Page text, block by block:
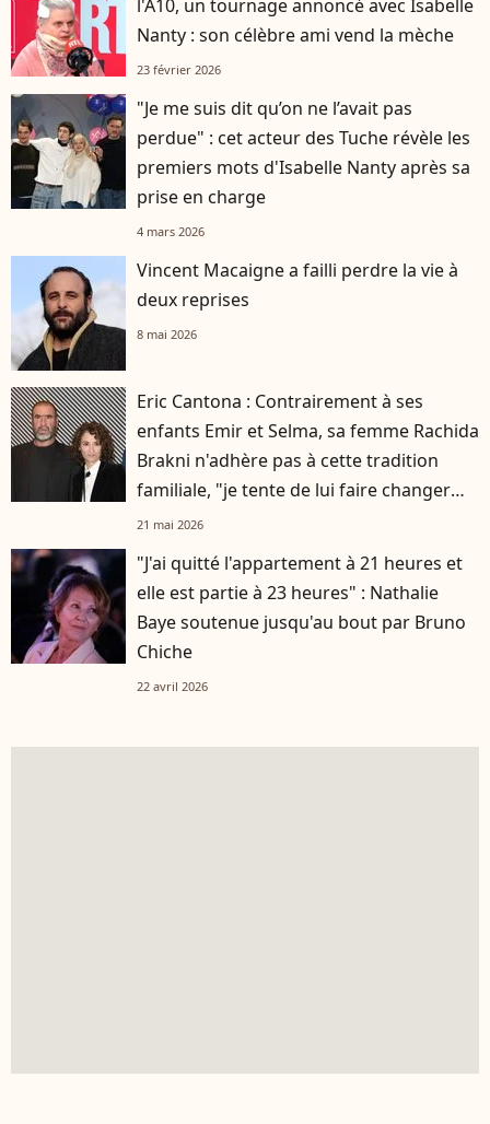
l'A10, un tournage annoncé avec Isabelle
Nanty : son célèbre ami vend la mèche
23 février 2026
"Je me suis dit qu’on ne l’avait pas
perdue" : cet acteur des Tuche révèle les
premiers mots d'Isabelle Nanty après sa
prise en charge
4 mars 2026
Vincent Macaigne a failli perdre la vie à
deux reprises
8 mai 2026
Eric Cantona : Contrairement à ses
enfants Emir et Selma, sa femme Rachida
Brakni n'adhère pas à cette tradition
familiale, "je tente de lui faire changer
d'avis"
21 mai 2026
"J'ai quitté l'appartement à 21 heures et
elle est partie à 23 heures" : Nathalie
Baye soutenue jusqu'au bout par Bruno
Chiche
22 avril 2026